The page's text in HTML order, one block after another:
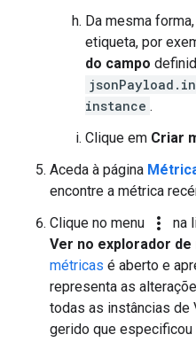
Da mesma
etiqueta, por
do campo
instance .
Clique em Criar
Aceda à página
encontre a métrica
Clique no menu
more_vert
na
Ver no explorador
métricas é aberto e
representa as
todas as instâncias de
gerido que especificou